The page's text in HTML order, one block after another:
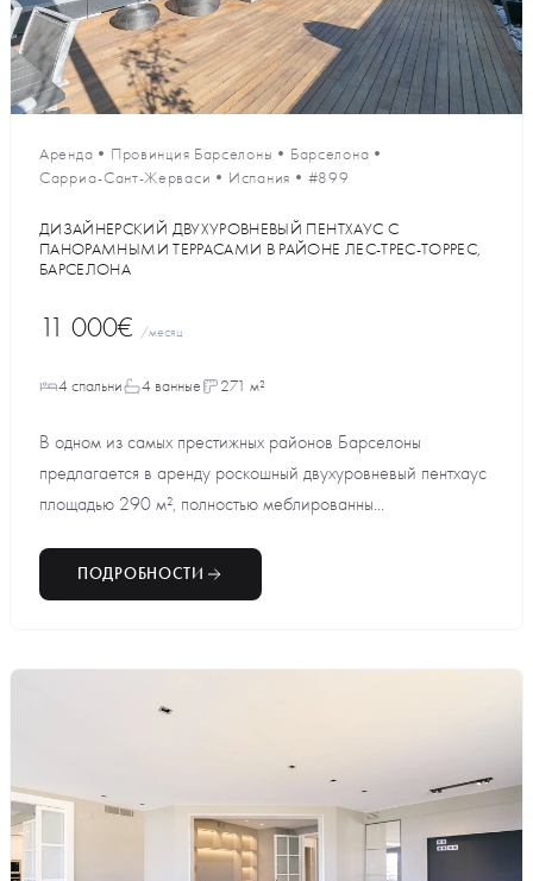
Аренда • Провинция Барселоны • Барселона •
Сарриа-Сант-Жерваси • Испания • #899
ДИЗАЙНЕРСКИЙ ДВУХУРОВНЕВЫЙ ПЕНТХАУС С
ПАНОРАМНЫМИ ТЕРРАСАМИ В РАЙОНЕ ЛЕС-ТРЕС-ТОРРЕС,
БАРСЕЛОНА
11 000€ /месяц
4 спальни 4 ванные 271 м²
В одном из самых престижных районов Барселоны
предлагается в аренду роскошный двухуровневый пентхаус
площадью 290 м², полностью меблированны...
ПОДРОБНОСТИ